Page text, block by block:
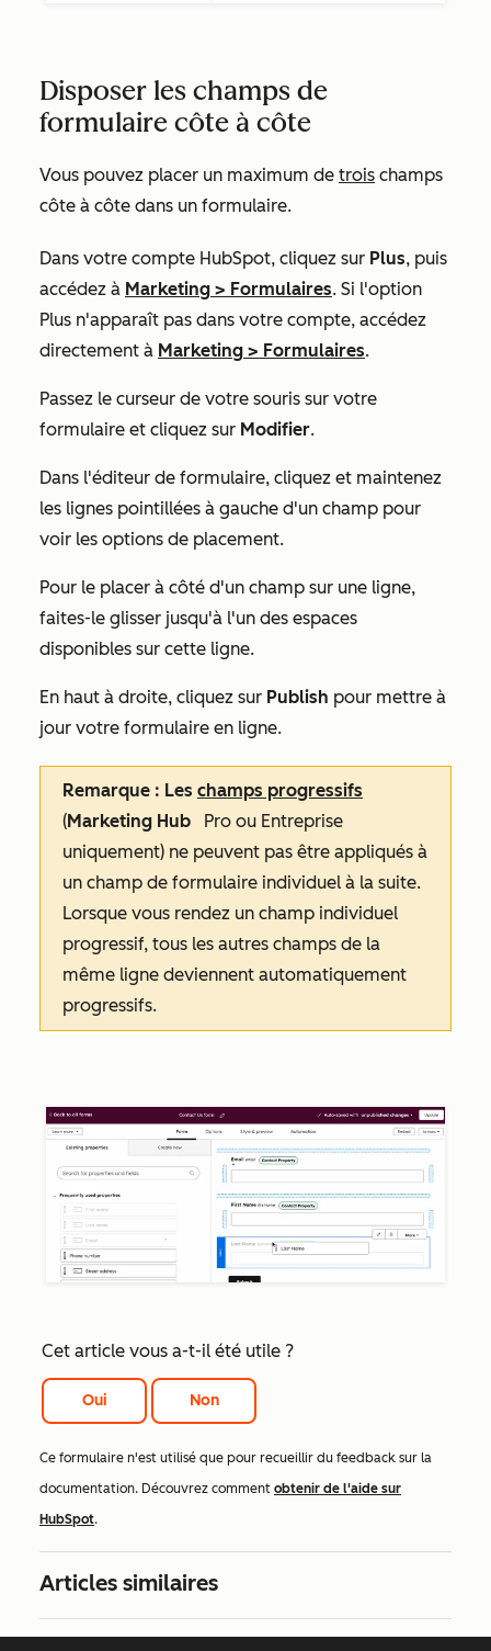
Disposer les champs de
formulaire côte à côte
Vous pouvez placer un maximum de trois champs
côte à côte dans un formulaire.
Dans votre compte HubSpot, cliquez sur Plus, puis
accédez à Marketing > Formulaires. Si l'option
Plus n'apparaît pas dans votre compte, accédez
directement à Marketing > Formulaires.
Passez le curseur de votre souris sur votre
formulaire et cliquez sur Modifier.
Dans l'éditeur de formulaire, cliquez et maintenez
les lignes pointillées à gauche d'un champ pour
voir les options de placement.
Pour le placer à côté d'un champ sur une ligne,
faites-le glisser jusqu'à l'un des espaces
disponibles sur cette ligne.
En haut à droite, cliquez sur Publish pour mettre à
jour votre formulaire en ligne.
Remarque : Les champs progressifs
(Marketing Hub Pro ou Entreprise
uniquement) ne peuvent pas être appliqués à
un champ de formulaire individuel à la suite.
Lorsque vous rendez un champ individuel
progressif, tous les autres champs de la
même ligne deviennent automatiquement
progressifs.
Cet article vous a-t-il été utile ?
Oui Non
Ce formulaire n'est utilisé que pour recueillir du feedback sur la
documentation. Découvrez comment obtenir de l'aide sur
HubSpot.
Articles similaires